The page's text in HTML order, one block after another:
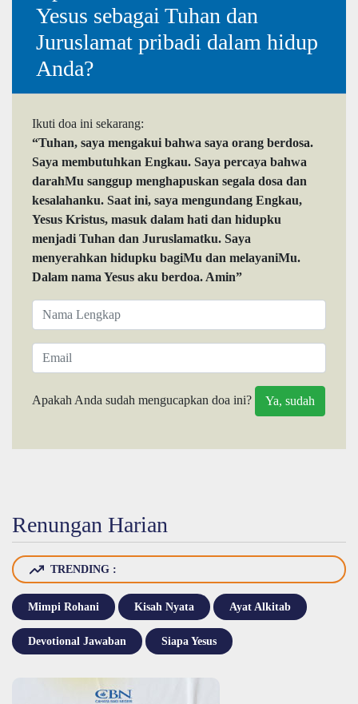
Yesus sebagai Tuhan dan
Juruslamat pribadi dalam hidup
Anda?
Ikuti doa ini sekarang:
“Tuhan, saya mengakui bahwa saya orang berdosa.
Saya membutuhkan Engkau. Saya percaya bahwa
darahMu sanggup menghapuskan segala dosa dan
kesalahanku. Saat ini, saya mengundang Engkau,
Yesus Kristus, masuk dalam hati dan hidupku
menjadi Tuhan dan Juruslamatku. Saya
menyerahkan hidupku bagiMu dan melayaniMu.
Dalam nama Yesus aku berdoa. Amin”
Apakah Anda sudah mengucapkan doa ini?
Renungan Harian
TRENDING :
Mimpi Rohani Kisah Nyata Ayat Alkitab
Devotional Jawaban Siapa Yesus